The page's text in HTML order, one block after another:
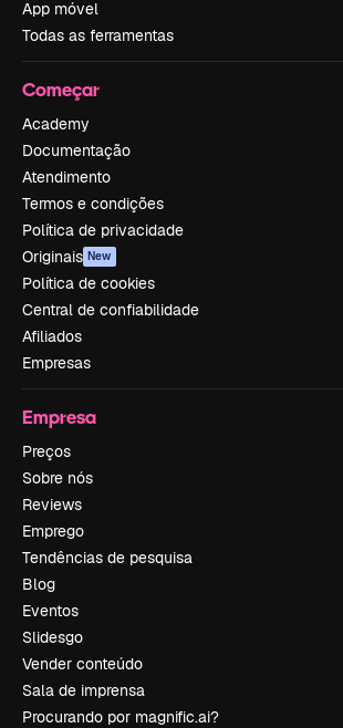
App móvel
Todas as ferramentas
Começar
Academy
Documentação
Atendimento
Termos e condições
Política de privacidade
Originais New
Política de cookies
Central de confiabilidade
Afiliados
Empresas
Empresa
Preços
Sobre nós
Reviews
Emprego
Tendências de pesquisa
Blog
Eventos
Slidesgo
Vender conteúdo
Sala de imprensa
Procurando por magnific.ai?